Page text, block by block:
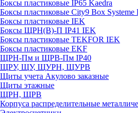
Боксы пластиковые IP65 Kaedra
Боксы пластиковые City9 Box Systeme
Боксы пластиковые IEK
Боксы ЩРН(В)-П IP41 IEK
Боксы пластиковые TEKFOR IEK
Боксы пластиковые EKF
ЩРН-Пм и ЩРВ-Пм IP40
ЩРУ, ЩУ, ЩУРН, ЩУРВ
Щиты учета Акулово заказные
Щиты этажные
ЩРН, ЩРВ
Корпуса распределительные